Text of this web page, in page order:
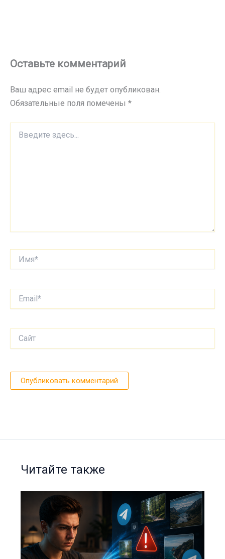
Оставьте комментарий
Ваш адрес email не будет опубликован.
Обязательные поля помечены *
здесь...
Читайте также